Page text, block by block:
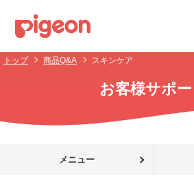
トップ 商品Q&A スキンケア
お客様サポー
メニュー